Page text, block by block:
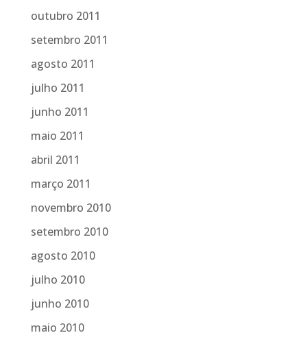
outubro 2011
setembro 2011
agosto 2011
julho 2011
junho 2011
maio 2011
abril 2011
março 2011
novembro 2010
setembro 2010
agosto 2010
julho 2010
junho 2010
maio 2010